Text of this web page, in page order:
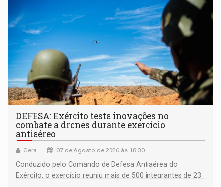
DEFESA: Exército testa inovações no
combate a drones durante exercício
antiaéreo
Geral 07 de Agosto de 2026 às 18:30
Conduzido pelo Comando de Defesa Antiaérea do
Exército, o exercício reuniu mais de 500 integrantes de 23